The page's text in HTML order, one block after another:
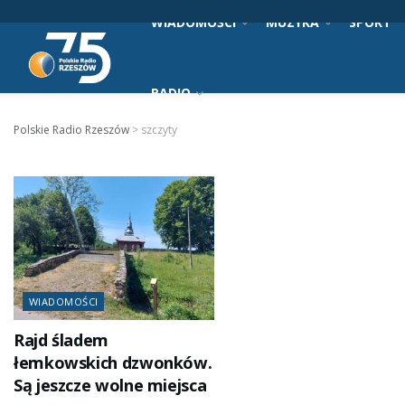
WIADOMOŚCI MUZYKA SPORT
RADIO
Polskie Radio Rzeszów > szczyty
WIADOMOŚCI
Rajd śladem
łemkowskich dzwonków.
Są jeszcze wolne miejsca